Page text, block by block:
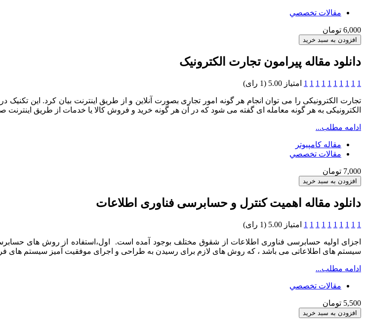
مقالات تخصصي
6,000 تومان
دانلود مقاله پیرامون تجارت الکترونیک
1
1
1
1
1
1
1
1
1
1 امتیاز 5.00 (1 رای)
تجارت الکترونیکی را می توان انجام هر گونه امور تجاری بصورت آنلاین و از طریق اینترنت بیان کرد. این
الکترونیکی به هر گونه معامله ای گفته می شود که در آن هر گونه خرید و فروش کالا یا خدمات از طریق
ادامه مطلب...
مقاله کامپیوتر
مقالات تخصصي
7,000 تومان
دانلود مقاله اهمیت کنترل و حسابرسی فناوری اطلاعات
1
1
1
1
1
1
1
1
1
1 امتیاز 5.00 (1 رای)
اجزای اولیه حسابرسی فناوری اطلاعات از شقوق مختلف بوجود آمده است. اول،استفاده از روش های
سیستم های اطلاعاتی می باشد ، که روش های لازم برای رسیدن به طراحی و اجرای موفقیت آمیز سیستم های
ادامه مطلب...
مقالات تخصصي
5,500 تومان